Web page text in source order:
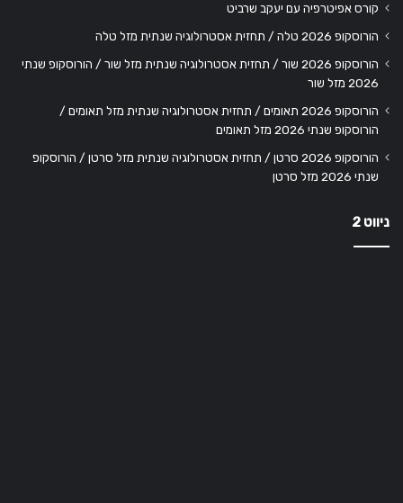
קורס אפיטרפיה עם יעקב שרביט
הורוסקופ 2026 טלה / תחזית אסטרולוגיה שנתית מזל טלה
הורוסקופ 2026 שור / תחזית אסטרולוגיה שנתית מזל שור / הורוסקופ שנתי
2026 מזל שור
הורוסקופ 2026 תאומים / תחזית אסטרולוגיה שנתית מזל תאומים /
הורוסקופ שנתי 2026 מזל תאומים
הורוסקופ 2026 סרטן / תחזית אסטרולוגיה שנתית מזל סרטן / הורוסקופ
שנתי 2026 מזל סרטן
ניווט 2